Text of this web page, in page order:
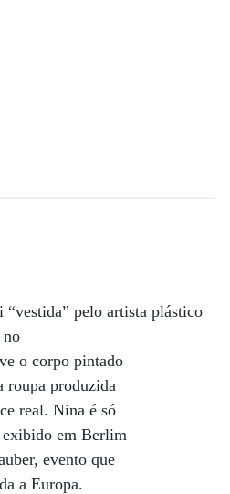
pelo artista plástico
no
o corpo pintado
roupa produzida
real. Nina é só
exibido em Berlim
evento que
a Europa.